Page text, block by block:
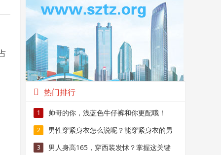
热门排行
1 帅哥的你，浅蓝色牛仔裤和你更配哦！
2
男性穿紧身衣怎么说呢？能穿紧身衣的男
性，首先能满足这4个条件
3
男人身高165，穿西装发怵？掌握这关键